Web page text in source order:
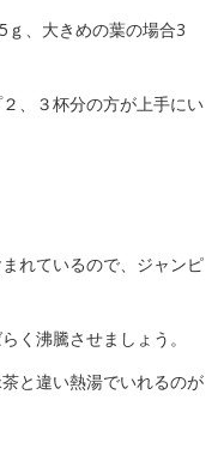
ｇ、大きめの葉の場合3
、３杯分の方が上手にい
れているので、ジャンピ
く沸騰させましょう。
と違い熱湯でいれるのが